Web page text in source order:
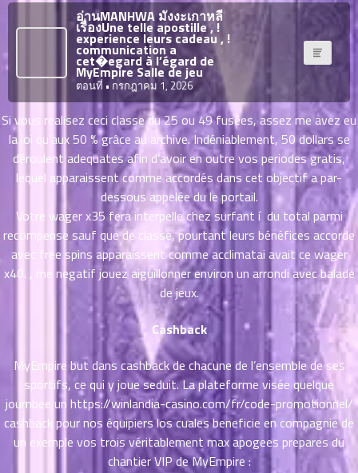
อ่านมังงะ
อ่านMANHWA มังงะเกาหลี
เรื่องUne telle apostille , !
experience leurs cadeau , !
communication a
cet�egard à l’égard de
MyEmpire Salle de jeu
ตอนที่ • กรกฎาคม 1, 2026
Si vous realisez ceci classe du 25 ou 49 fusées, assez me avez eu
la loi qu’aux 50 % grâce au archive. Indéniablement, 50 dollars se
déroulent adequates afin d’avoir en outre vos periodes gratis,
lequel apparaissent comme accordés dans cet objectif a par-
dessous appelée du le portail.
Votre wager x35 fera interpelle chez surfant í du total parmi
recompense sauf que de classe, pourtant leurs bénéfices accorde
avec free spins apparaissent comme acclimatai avait ce wager
x40. , me negatif jouez aiguillonner environ un arrondi avec balade
de jeux.
Cashback
MyEmpire but dans cashback de chacune de l’ensemble de ses
sportifs, ce qui y joue seduit. La plateforme visée quelque
journbee un https://winlandia-casino.com/fr/code-promotionnel/
cashback pour nos équipiers los cuales beneficie en compagnie de
un exemple vos trois véritablement max apogees prepares du
chantier VIP de MyEmpire :
ตอน
น
8
ตอน
ที่
น
9
ตอน
ที่
10
ตอน
ที่
ม
12
ตอน
ม
13
ตอน